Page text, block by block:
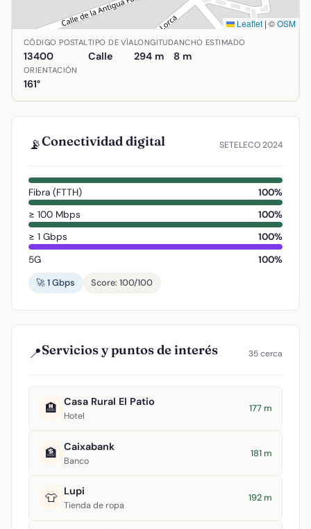
Leaflet | ©OSM
Ubicación de Calle Pablo Iglesias en Almadén, Ciudad
CÓDIGO POSTAL
13400
TIPO DE VÍA
Calle
LONGITUD
294 m
ANCHO ESTIMADO
8 m
ORIENTACIÓN
161°
📡Conectividad digital SETELECO 2024
Fibra (FTTH)
100%
≥ 100 Mbps
100%
≥ 1 Gbps
100%
5G
100%
🚀 1 Gbps
Score: 100/100
📍Servicios y puntos de interés 35 cerca
🏨 Casa Rural El Patio
Hotel
177 m
🏦 Caixabank
Banco
181 m
👕 Lupi
Tienda de ropa
192 m